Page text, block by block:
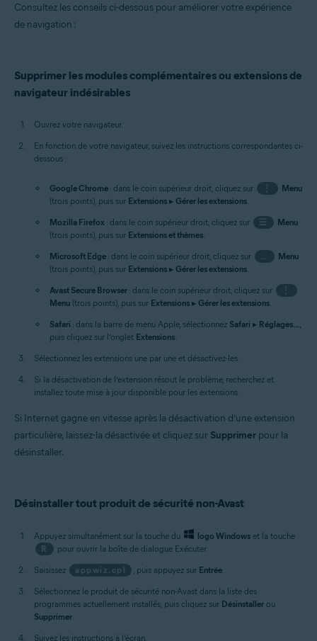
Consultez les conseils ci-dessous pour améliorer votre expérience
de navigation :
Supprimer les modules complémentaires ou extensions de
navigateur indésirables
Ouvrez votre navigateur.
En fonction de votre navigateur, suivez les instructions correspondantes ci-
dessous :
Google Chrome : dans le coin supérieur droit, cliquez sur ⋮
Menu
(trois points), puis sur Extensions ▸ Gérer les extensions.
Mozilla Firefox : dans le coin supérieur droit, cliquez sur ☰
Menu
(trois points), puis sur Extensions et thèmes.
Microsoft Edge : dans le coin supérieur droit, cliquez sur …
Menu
(trois points), puis sur Extensions ▸ Gérer les extensions.
Avast Secure Browser : dans le coin supérieur droit, cliquez sur
⋮
Menu (trois points), puis sur Extensions ▸ Gérer les extensions.
Safari : dans la barre de menu Apple, sélectionnez Safari ▸ Réglages...,
puis cliquez sur l’onglet Extensions.
Sélectionnez les extensions une par une et désactivez-les.
Si la désactivation de l’extension résout le problème, recherchez et
installez toute mise à jour disponible pour les extensions.
Si Internet gagne en vitesse après la désactivation d’une extension
particulière, laissez-la désactivée et cliquez sur Supprimer pour la
désinstaller.
Désinstaller tout produit de sécurité non-Avast
Appuyez simultanément sur la touche du logo Windows et la touche
R
pour ouvrir la boîte de dialogue Exécuter.
Saisissez
appwiz.cpl , puis appuyez sur Entrée.
Sélectionnez le produit de sécurité non-Avast dans la liste des
programmes actuellement installés, puis cliquez sur Désinstaller ou
Supprimer.
Suivez les instructions à l’écran.